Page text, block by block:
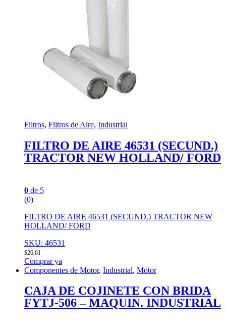
Filtros, Filtros de Aire, Industrial
FILTRO DE AIRE 46531 (SECUND.)
TRACTOR NEW HOLLAND/ FORD
0 de 5
(0)
FILTRO DE AIRE 46531 (SECUND.) TRACTOR NEW
HOLLAND/ FORD
SKU: 46531
$26,61
Comprar ya
Componentes de Motor, Industrial, Motor
CAJA DE COJINETE CON BRIDA
FYTJ-506 – MAQUIN. INDUSTRIAL